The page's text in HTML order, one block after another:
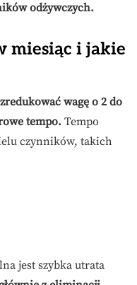
odżywczych.
miesiąc i jakie
wagę o 2 do
tempo. Tempo
czynników, takich
jest szybka utrata